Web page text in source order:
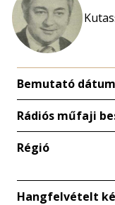
Bemutató
Rádiós műfaji
Régió
Hangfelvételt